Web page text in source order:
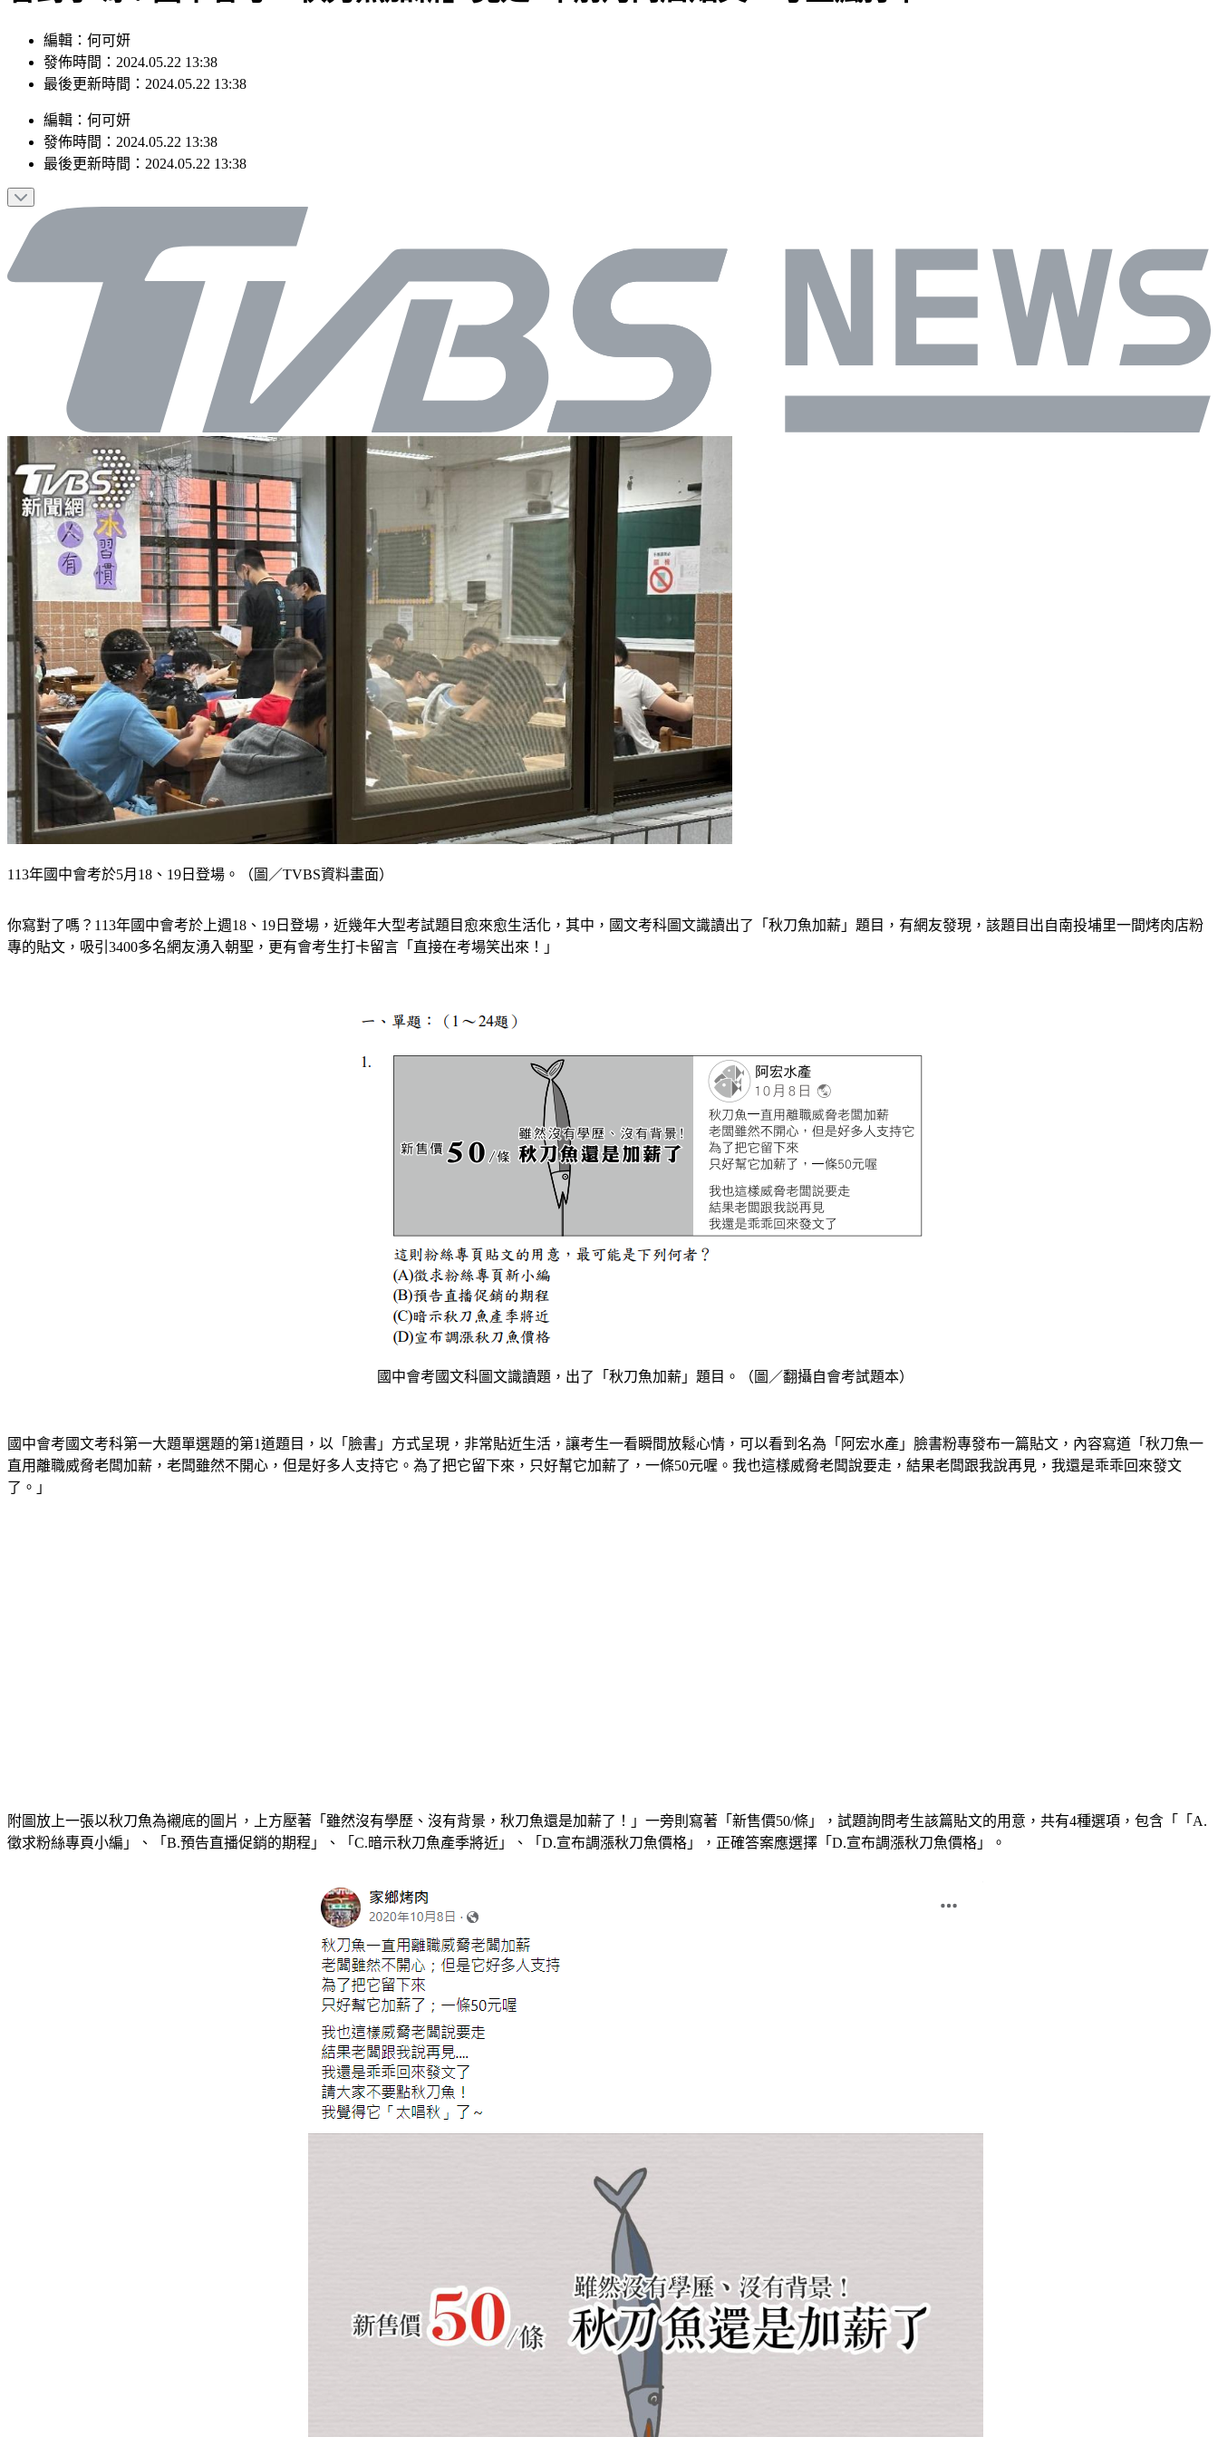
編輯：何可妍
發佈時間：2024.05.22 13:38
最後更新時間：2024.05.22 13:38
編輯 ： 何可妍
發佈時間： 2024.05.22 13:38
最後更新時間： 2024.05.22 13:38
113年國中會考於5月18、19日登場。（圖／TVBS資料畫面）
你寫對了嗎？113年國中會考於上週18、19日登場，近幾年大型考試題目愈來愈生活化，其中，國文考科圖文識讀出了「秋刀魚加薪」題目，有網友發現，該題目出自南投埔里一間烤肉店粉
專的貼文，吸引3400多名網友湧入朝聖，更有會考生打卡留言「直接在考場笑出來！」
國中會考國文科圖文識讀題，出了「秋刀魚加薪」題目。（圖／翻攝自會考試題本）
國中會考國文考科第一大題單選題的第1道題目，以「臉書」方式呈現，非常貼近生活，讓考生一看瞬間放鬆心情，可以看到名為「阿宏水產」臉書粉專發布一篇貼文，內容寫道「秋刀魚一
直用離職威脅老闆加薪，老闆雖然不開心，但是好多人支持它。為了把它留下來，只好幫它加薪了，一條50元喔。我也這樣威脅老闆說要走，結果老闆跟我說再見，我還是乖乖回來發文
了。」
附圖放上一張以秋刀魚為襯底的圖片，上方壓著「雖然沒有學歷、沒有背景，秋刀魚還是加薪了！」一旁則寫著「新售價50/條」，試題詢問考生該篇貼文的用意，共有4種選項，包含「「A.
徵求粉絲專頁小編」、「B.預告直播促銷的期程」、「C.暗示秋刀魚產季將近」、「D.宣布調漲秋刀魚價格」，正確答案應選擇「D.宣布調漲秋刀魚價格」。